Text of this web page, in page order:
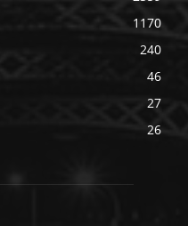
1170
240
46
27
26